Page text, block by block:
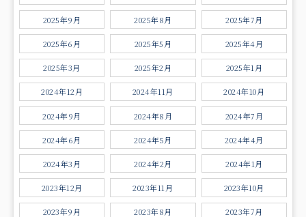
2025年9月 2025年8月 2025年7月
2025年6月 2025年5月 2025年4月
2025年3月 2025年2月 2025年1月
2024年12月 2024年11月 2024年10月
2024年9月 2024年8月 2024年7月
2024年6月 2024年5月 2024年4月
2024年3月 2024年2月 2024年1月
2023年12月 2023年11月 2023年10月
2023年9月 2023年8月 2023年7月